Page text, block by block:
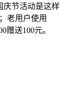
庆节活动是这样
老用户使用
赠送100元。